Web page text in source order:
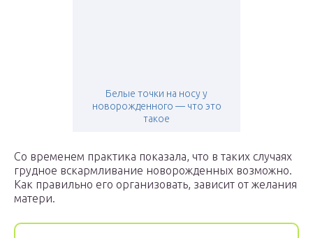
Белые точки на носу у
новорожденного — что это
такое
Со временем практика показала, что в таких случаях
грудное вскармливание новорожденных возможно.
Как правильно его организовать, зависит от желания
матери.